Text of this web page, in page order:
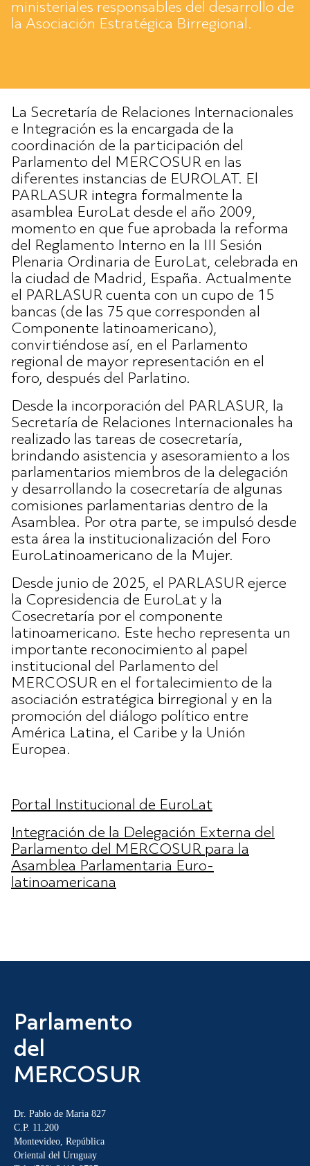
ministeriales responsables del desarrollo de
la Asociación Estratégica Birregional.
La Secretaría de Relaciones Internacionales
e Integración es la encargada de la
coordinación de la participación del
Parlamento del MERCOSUR en las
diferentes instancias de EUROLAT. El
PARLASUR integra formalmente la
asamblea EuroLat desde el año 2009,
momento en que fue aprobada la reforma
del Reglamento Interno en la III Sesión
Plenaria Ordinaria de EuroLat, celebrada en
la ciudad de Madrid, España. Actualmente
el PARLASUR cuenta con un cupo de 15
bancas (de las 75 que corresponden al
Componente latinoamericano),
convirtiéndose así, en el Parlamento
regional de mayor representación en el
foro, después del Parlatino.
Desde la incorporación del PARLASUR, la
Secretaría de Relaciones Internacionales ha
realizado las tareas de cosecretaría,
brindando asistencia y asesoramiento a los
parlamentarios miembros de la delegación
y desarrollando la cosecretaría de algunas
comisiones parlamentarias dentro de la
Asamblea. Por otra parte, se impulsó desde
esta área la institucionalización del Foro
EuroLatinoamericano de la Mujer.
Desde junio de 2025, el PARLASUR ejerce
la Copresidencia de EuroLat y la
Cosecretaría por el componente
latinoamericano. Este hecho representa un
importante reconocimiento al papel
institucional del Parlamento del
MERCOSUR en el fortalecimiento de la
asociación estratégica birregional y en la
promoción del diálogo político entre
América Latina, el Caribe y la Unión
Europea.
Portal Institucional de EuroLat
Integración de la Delegación Externa del
Parlamento del MERCOSUR para la
Asamblea Parlamentaria Euro-
latinoamericana
Parlamento
del
MERCOSUR
Dr. Pablo de Maria 827
C.P. 11.200
Montevideo, República
Oriental del Uruguay